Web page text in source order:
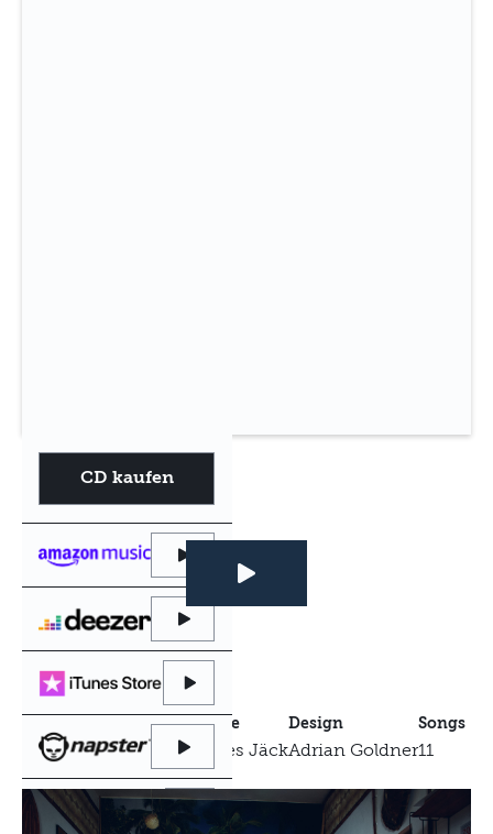
CD kaufen
Johannes Jäck
Aufnahme
Johannes Jäck
Design
Adrian Goldner
Songs
11